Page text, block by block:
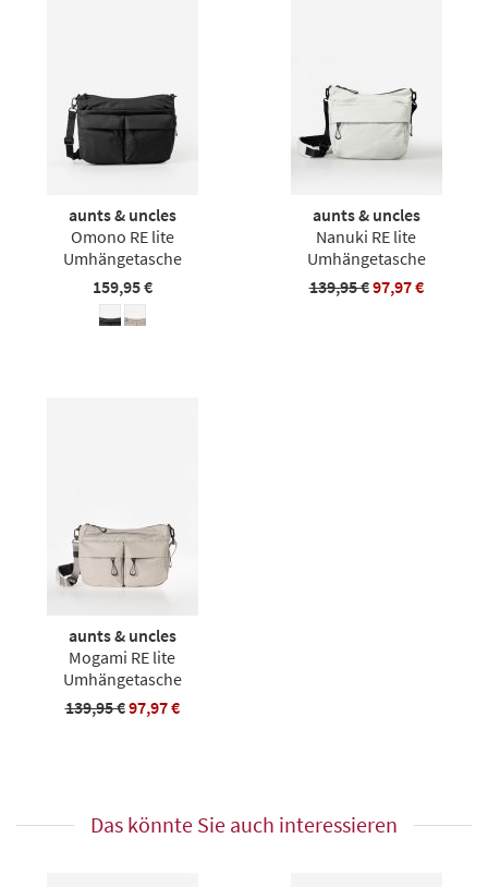
aunts & uncles
Omono RE lite
Umhängetasche
159,95 €
aunts & uncles
Nanuki RE lite
Umhängetasche
139,95 €97,97 €
aunts & uncles
Mogami RE lite
Umhängetasche
139,95 €97,97 €
Das könnte Sie auch interessieren